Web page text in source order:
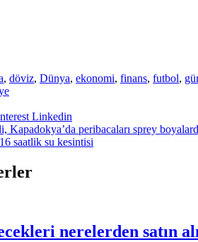
, döviz, Dünya, ekonomi, finans, futbol,
Linkedin
Kapadokya’da peribacaları sprey
saatlik su kesintisi
nerelerden satın